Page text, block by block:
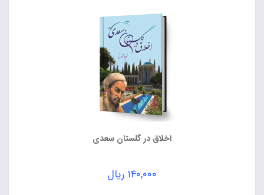
اخلاق در گلستان سعدی
۱۴۰,۰۰۰ ریال